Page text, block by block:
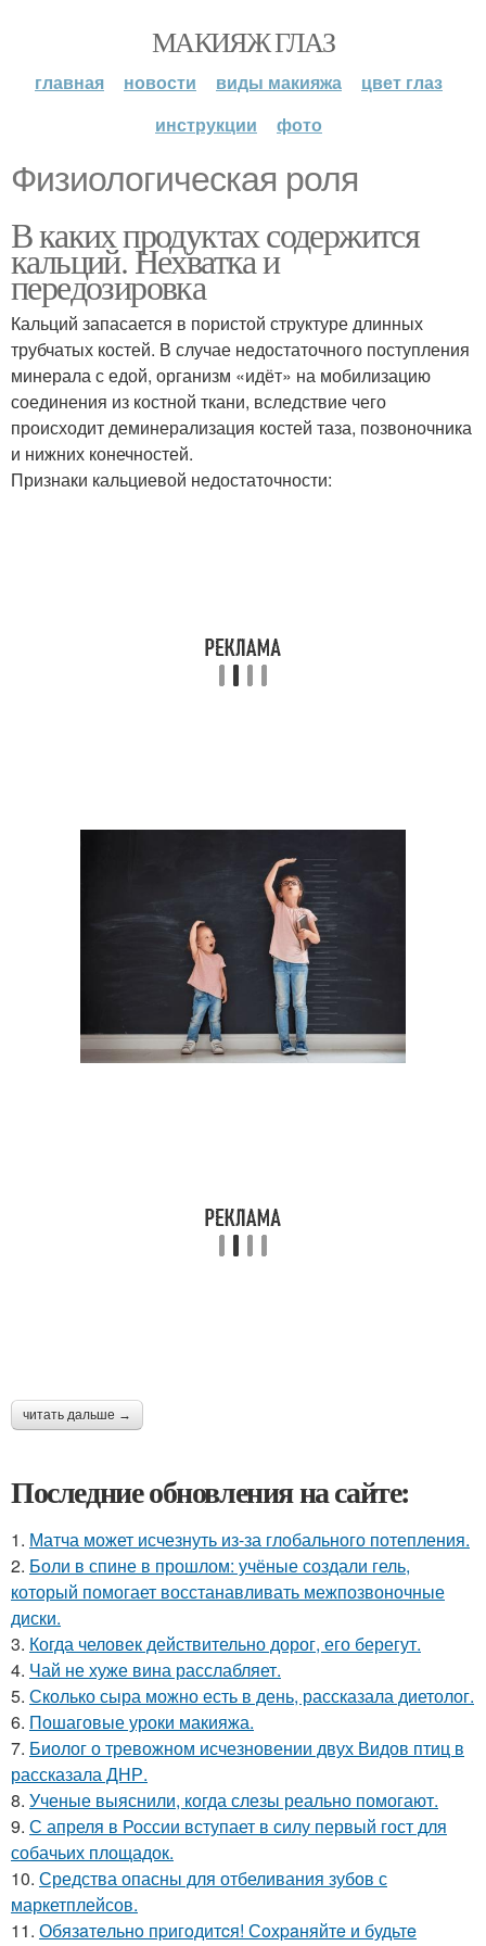
МАКИЯЖ ГЛАЗ
главная новости виды макияжа
цвет глаз
инструкции
фото
Физиологическая роля
В каких продуктах содержится
кальций. Нехватка и
передозировка
Кальций запасается в пористой структуре длинных
трубчатых костей. В случае недостаточного поступления
минерала с едой, организм «идёт» на мобилизацию
соединения из костной ткани, вследствие чего
происходит деминерализация костей таза, позвоночника
и нижних конечностей.
Признаки кальциевой недостаточности:
читать дальше →
Последние обновления на сайте:
1. Матча может исчезнуть из-за глобального потепления.
2. Боли в спине в прошлом: учёные создали гель,
который помогает восстанавливать межпозвоночные
диски.
3. Когда человек действительно дорог, его берегут.
4. Чай не хуже вина расслабляет.
5. Сколько сыра можно есть в день, рассказала диетолог.
6. Пошаговые уроки макияжа.
7. Биолог о тревожном исчезновении двух Видов птиц в
рассказала ДНР.
8. Ученые выяснили, когда слезы реально помогают.
9. С апреля в России вступает в силу первый гост для
собачьих площадок.
10. Средства опасны для отбеливания зубов с
маркетплейсов.
11. Обязaтeльнo пpигoдитcя! Сoхpaняйтe и будьтe